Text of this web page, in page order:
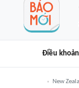
Điều
New